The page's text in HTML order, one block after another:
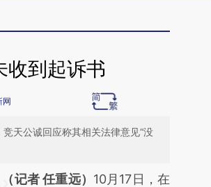
收到起诉书
网
天公诚回应称其相关法律意见“没
头增加这段话：本文由第三方
记者 任重远） 10月17日，在